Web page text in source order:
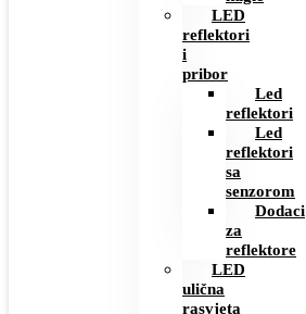
LED
reflektori
i
pribor
Led
reflektori
Led
reflektori
sa
senzorom
Dodaci
za
reflektore
LED
ulična
rasvjeta